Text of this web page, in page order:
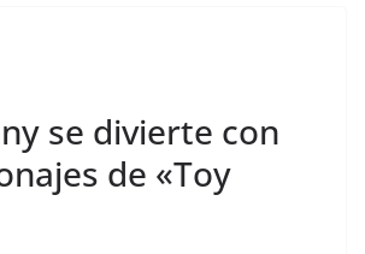
se divierte con
de «Toy